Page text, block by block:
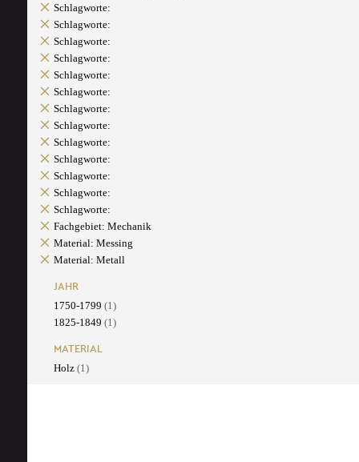
Schlagworte:
Schlagworte:
Schlagworte:
Schlagworte:
Schlagworte:
Schlagworte:
Schlagworte:
Schlagworte:
Schlagworte:
Schlagworte:
Schlagworte:
Schlagworte:
Schlagworte:
Fachgebiet: Mechanik
Material: Messing
Material: Metall
JAHR
1750-1799 (1)
1825-1849 (1)
MATERIAL
Holz (1)